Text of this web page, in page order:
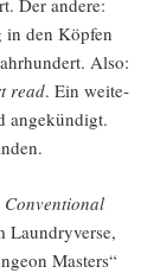
Der ande­re:
in den Köp­fen
Also:
read. Ein wei­te­
ange­kün­digt.
Con­ven­tio­nal
Laun­dry­ver­se,
Mas­ters“